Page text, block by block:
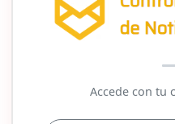
Accede con tu